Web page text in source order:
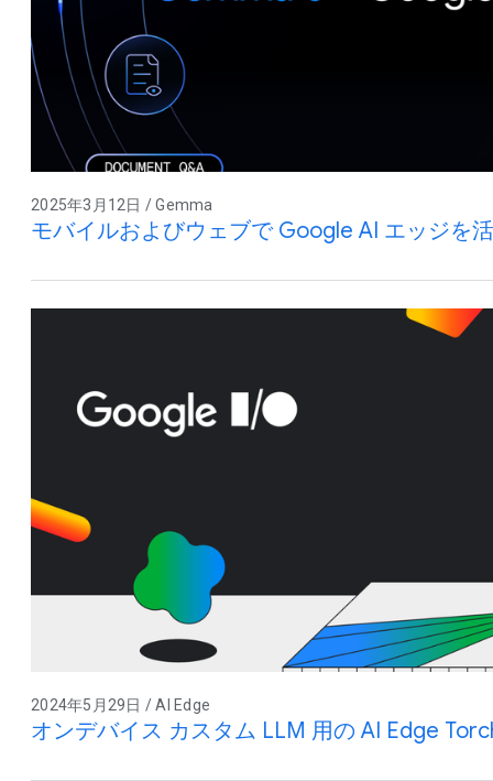
2025年3月12日 / Gemma
モバイルおよびウェブで Google AI エッジを
2024年5月29日 / AI Edge
オンデバイス カスタム LLM 用の AI Edge